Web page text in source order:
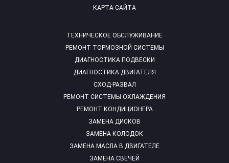
ТЕХНИЧЕСКОЕ ОБСЛУЖИВАНИЕ
РЕМОНТ ТОРМОЗНОЙ СИСТЕМЫ
ДИАГНОСТИКА ПОДВЕСКИ
ДИАГНОСТИКА ДВИГАТЕЛЯ
СХОД-РАЗВАЛ
РЕМОНТ СИСТЕМЫ ОХЛАЖДЕНИЯ
РЕМОНТ КОНДИЦИОНЕРА
ЗАМЕНА ДИСКОВ
ЗАМЕНА КОЛОДОК
ЗАМЕНА МАСЛА В ДВИГАТЕЛЕ
ЗАМЕНА СВЕЧЕЙ
КАРТА САЙТА